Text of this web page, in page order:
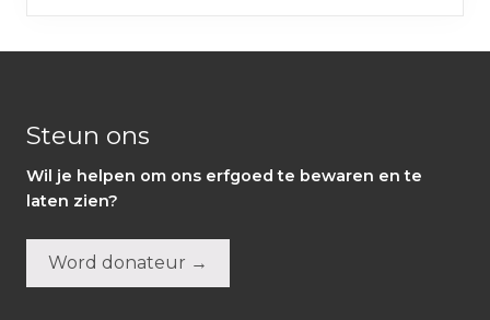
Steun ons
Wil je helpen om ons erfgoed te bewaren en te
laten zien?
Word donateur →